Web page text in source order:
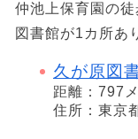
仲池上保育園の
図書館が1カ所あ
久が原図
距離：797
住所：東京